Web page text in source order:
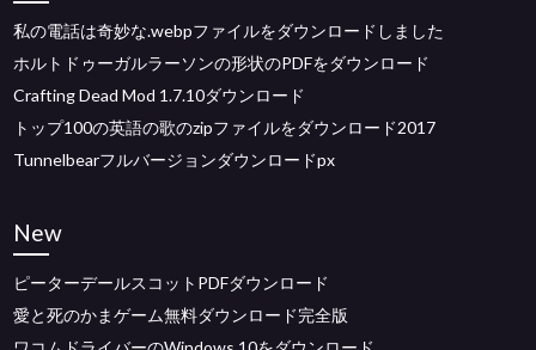
私の電話は奇妙な.webpファイルをダウンロードしました
ホルトドゥーガルラーソンの形状のPDFをダウンロード
Crafting Dead Mod 1.7.10ダウンロード
トップ100の英語の歌のzipファイルをダウンロード2017
Tunnelbearフルバージョンダウンロードpx
New
ピーターデールスコットPDFダウンロード
愛と死のかまゲーム無料ダウンロード完全版